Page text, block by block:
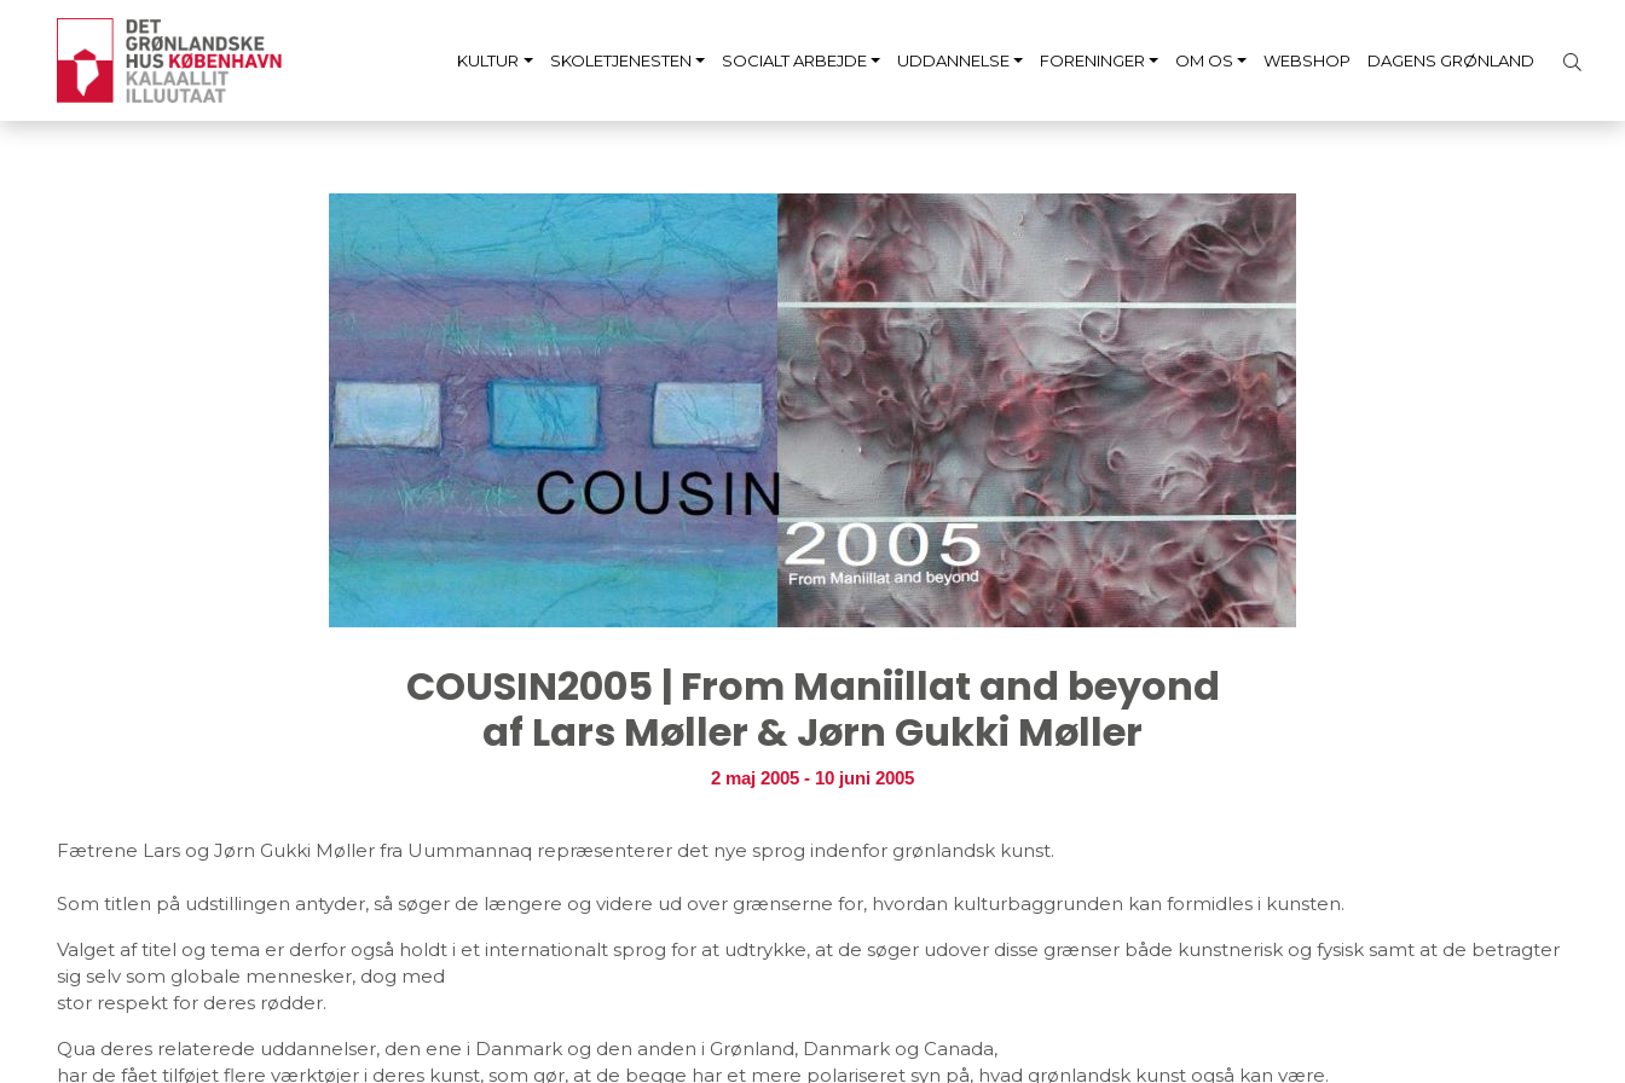
KULTUR SKOLETJENESTEN SOCIALT ARBEJDE UDDANNELSE FORENINGER OM OS WEBSHOP DAGENS GRØNLAND
COUSIN2005 | From Maniillat and beyond
af Lars Møller & Jørn Gukki Møller
2 maj 2005 - 10 juni 2005
Fætrene Lars og Jørn Gukki Møller fra Uummannaq repræsenterer det nye sprog indenfor grønlandsk kunst.
Som titlen på udstillingen antyder, så søger de længere og videre ud over grænserne for, hvordan kulturbaggrunden kan formidles i kunsten.
Valget af titel og tema er derfor også holdt i et internationalt sprog for at udtrykke, at de søger udover disse grænser både kunstnerisk og fysisk samt at de betragter
sig selv som globale mennesker, dog med
stor respekt for deres rødder.
Qua deres relaterede uddannelser, den ene i Danmark og den anden i Grønland, Danmark og Canada,
har de fået tilføjet flere værktøjer i deres kunst, som gør, at de begge har et mere polariseret syn på, hvad grønlandsk kunst også kan være.